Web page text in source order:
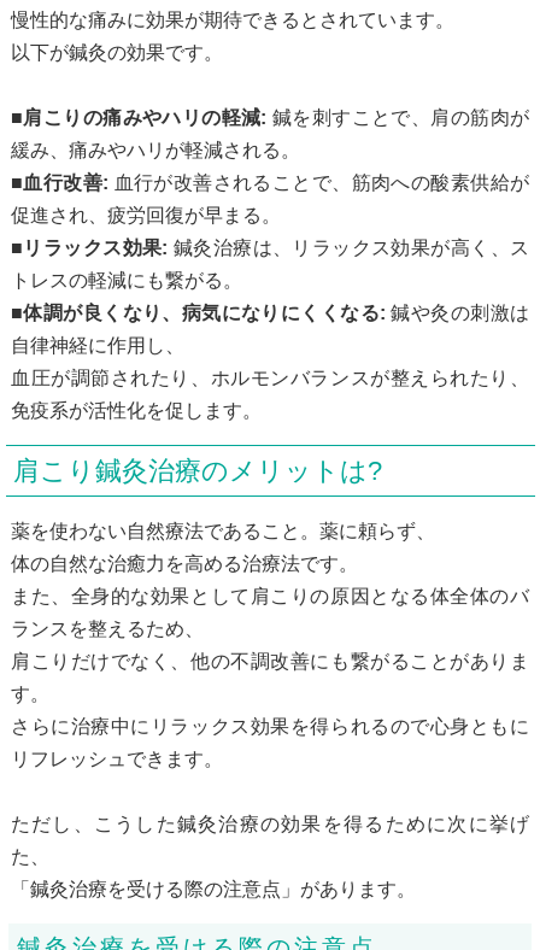
慢性的な痛みに効果が期待できるとされています。
以下が鍼灸の効果です。
■肩こりの痛みやハリの軽減: 鍼を刺すことで、肩の筋肉が
緩み、痛みやハリが軽減される。
■血行改善: 血行が改善されることで、筋肉への酸素供給が
促進され、疲労回復が早まる。
■リラックス効果: 鍼灸治療は、リラックス効果が高く、ス
トレスの軽減にも繋がる。
■体調が良くなり、病気になりにくくなる: 鍼や灸の刺激は
自律神経に作用し、
血圧が調節されたり、ホルモンバランスが整えられたり、
免疫系が活性化を促します。
肩こり鍼灸治療のメリットは?
薬を使わない自然療法であること。薬に頼らず、
体の自然な治癒力を高める治療法です。
また、全身的な効果として肩こりの原因となる体全体のバ
ランスを整えるため、
肩こりだけでなく、他の不調改善にも繋がることがありま
す。
さらに治療中にリラックス効果を得られるので心身ともに
リフレッシュできます。
ただし、こうした鍼灸治療の効果を得るために次に挙げ
た、
「鍼灸治療を受ける際の注意点」があります。